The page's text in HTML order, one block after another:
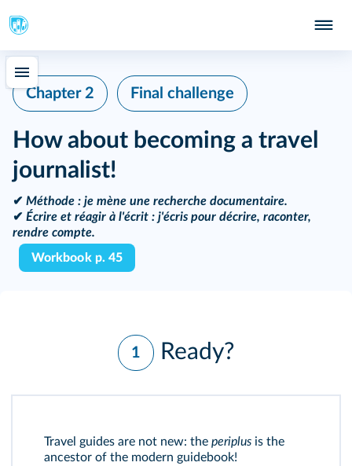
Chapter 2 Final challenge
How about becoming a travel
journalist!
✔ Méthode : je mène une recherche documentaire.
✔ Écrire et réagir à l'écrit : j'écris pour décrire, raconter,
rendre compte.
Workbook p. 45
1 Ready?
Travel guides are not new: the periplus is the
ancestor of the modern guidebook!